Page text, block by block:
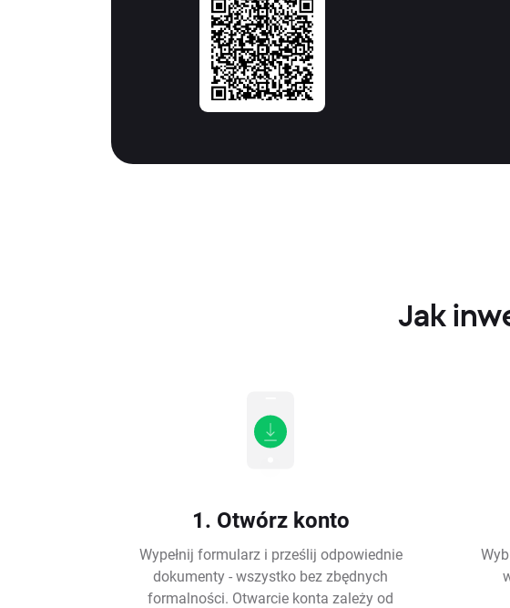
Jak
1. Otwórz konto
Wypełnij formularz i prześlij odpowiednie
dokumenty - wszystko bez zbędnych
formalności. Otwarcie konta zależy od